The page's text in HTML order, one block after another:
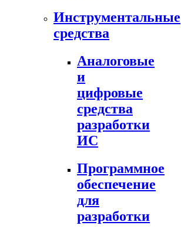
Инструментальные
средства
Аналоговые
и
цифровые
средства
разработки
ИС
Программное
обеспечение
для
разработки